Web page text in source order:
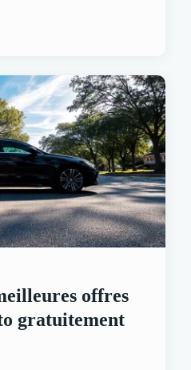
offres
gratuitement